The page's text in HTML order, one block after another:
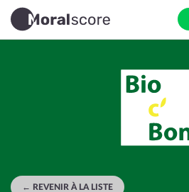
← REVENIR À LA LISTE